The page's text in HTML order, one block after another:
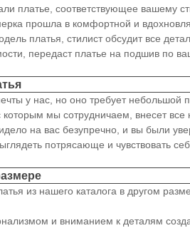
платье, соответствующее вашему
прошла в комфортной и
платья, стилист обсудит все
передаст платье на подшив по
у нас, но оно требует небольшой
мы сотрудничаем, внесет все
на вас безупречно, и вы были
потрясающе и чувствовать
из нашего каталога в другом
и вниманием к деталям